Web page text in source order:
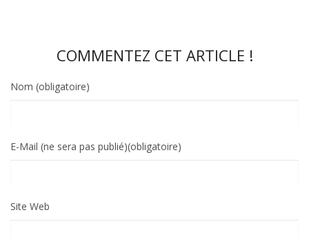
COMMENTEZ CET ARTICLE !
Nom (obligatoire)
E-Mail (ne sera pas publié)(obligatoire)
Site Web